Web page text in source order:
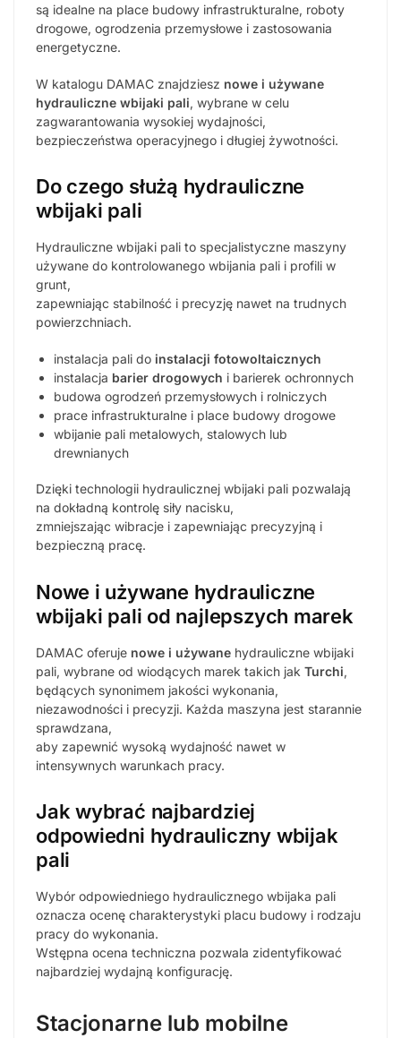
są idealne na place budowy infrastrukturalne, roboty
drogowe, ogrodzenia przemysłowe i zastosowania
energetyczne.
W katalogu DAMAC znajdziesz nowe i używane
hydrauliczne wbijaki pali, wybrane w celu
zagwarantowania wysokiej wydajności,
bezpieczeństwa operacyjnego i długiej żywotności.
Do czego służą hydrauliczne
wbijaki pali
Hydrauliczne wbijaki pali to specjalistyczne maszyny
używane do kontrolowanego wbijania pali i profili w
grunt,
zapewniając stabilność i precyzję nawet na trudnych
powierzchniach.
instalacja pali do instalacji fotowoltaicznych
instalacja barier drogowych i barierek ochronnych
budowa ogrodzeń przemysłowych i rolniczych
prace infrastrukturalne i place budowy drogowe
wbijanie pali metalowych, stalowych lub
drewnianych
Dzięki technologii hydraulicznej wbijaki pali pozwalają
na dokładną kontrolę siły nacisku,
zmniejszając wibracje i zapewniając precyzyjną i
bezpieczną pracę.
Nowe i używane hydrauliczne
wbijaki pali od najlepszych marek
DAMAC oferuje nowe i używane hydrauliczne wbijaki
pali, wybrane od wiodących marek takich jak Turchi,
będących synonimem jakości wykonania,
niezawodności i precyzji. Każda maszyna jest starannie
sprawdzana,
aby zapewnić wysoką wydajność nawet w
intensywnych warunkach pracy.
Jak wybrać najbardziej
odpowiedni hydrauliczny wbijak
pali
Wybór odpowiedniego hydraulicznego wbijaka pali
oznacza ocenę charakterystyki placu budowy i rodzaju
pracy do wykonania.
Wstępna ocena techniczna pozwala zidentyfikować
najbardziej wydajną konfigurację.
Stacjonarne lub mobilne